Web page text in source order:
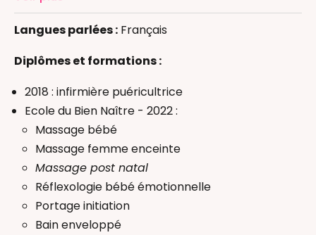
mieux que vous.
Massage femme enceinte
Massage Postnatal
Portage physiologique
Réflexologie bébé
Accompagnant(e) périnatal(e)
Langues parlées : Français
Diplômes et formations :
2018 : infirmière puéricultrice
Ecole du Bien Naître - 2022 :
Massage bébé
Massage femme enceinte
Massage post natal
Réflexologie bébé émotionnelle
Portage initiation
Bain enveloppé